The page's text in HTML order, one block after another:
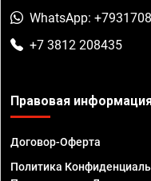
WhatsApp:
+7 3812 208435
Правовая
Договор-Оферта
Политика